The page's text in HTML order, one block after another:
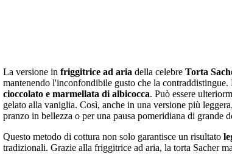
La versione in friggitrice ad aria della celebre Torta
mantenendo l'inconfondibile gusto che la
cioccolato e marmellata di albicocca. Può essere
gelato alla vaniglia. Così, anche in una versione più
pranzo in bellezza o per una pausa pomeridiana di grande
Questo metodo di cottura non solo garantisce un risultato
tradizionali. Grazie alla friggitrice ad aria, la torta Sacher